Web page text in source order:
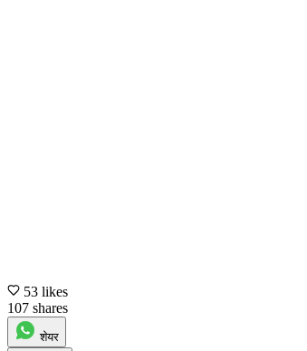
53 likes
107 shares
शेयर